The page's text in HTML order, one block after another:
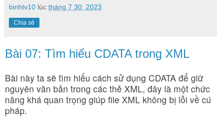
binhtv10 lúc tháng 7 30, 2023
Chia sẻ
Bài 07: Tìm hiểu CDATA trong XML
Bài này ta sẽ tìm hiểu cách sử dụng CDATA để giữ
nguyên văn bản trong các thẻ XML, đây là một chức
năng khá quan trọng giúp file XML không bị lỗi về cú
pháp.